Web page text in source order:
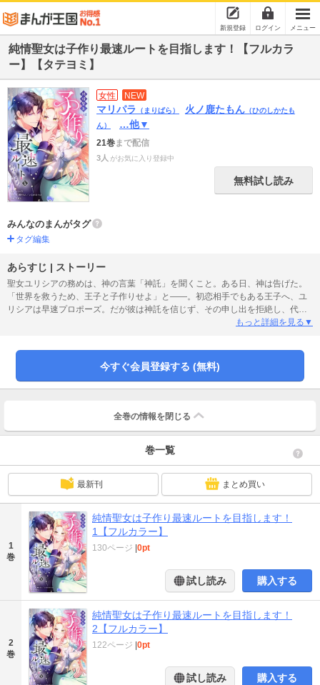
新規登録 ログイン メニュー
純情聖女は子作り最速ルートを目指します！【フルカラ
ー】【タテヨミ】
女性 NEW
マリパラ （まりぱら） 火ノ鹿たもん （ひのしかたも
ん）
…他▼
21巻まで配信
3人 がお気に入り登録中
無料試し読み
みんなのまんがタグ
タグ編集
あらすじ | ストーリー
聖女ユリシアの務めは、神の言葉「神託」を聞くこと。ある日、神は告げた。
「世界を救うため、王子と子作りせよ」と――。初恋相手でもある王子へ、ユ
リシアは早速プロポーズ。だが彼は神託を信じず、その申し出を拒絶し、代わ
りに「一人の女として俺を惚れさせられたら、子作りしてやる」と条件を提示
ると決意するユリシアだったが、なぜか王子の方から甘い溺愛が…!?――私が
惚れさせるはずなのに、加速していく甘やかな猛追に、もうどうにかなりそう
もっと詳細を見る▼
今すぐ会員登録する (無料)
全巻の情報を 閉じる
巻一覧
最新刊 まとめ買い
1
巻
純情聖女は子作り最速ルートを目指します！
1【フルカラー】
130ページ 0pt
試し読み 購入する
2
巻
純情聖女は子作り最速ルートを目指します！
2【フルカラー】
122ページ 0pt
試し読み 購入する